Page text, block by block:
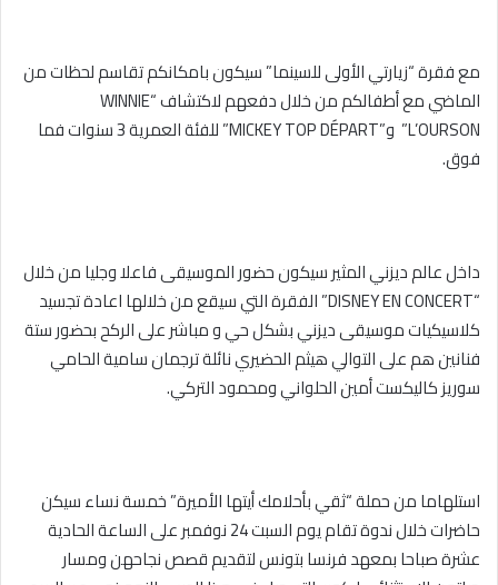
مع فقرة “زيارتي الأولى للسينما” سيكون بامكانكم تقاسم لحظات من
الماضي مع أطفالكم من خلال دفعهم لاكتشاف “WINNIE
L’OURSON” و”MICKEY TOP DÉPART” للفئة العمرية 3 سنوات فما
فوق.
داخل عالم ديزني المثير سيكون حضور الموسيقى فاعلا وجليا من خلال
“DISNEY EN CONCERT” الفقرة التي سيقع من خلالها اعادة تجسيد
كلاسيكيات موسيقى ديزني بشكل حي و مباشر على الركح بحضور ستة
فنانين هم على التوالي هيثم الحضيري نائلة ترجمان سامية الحامي
سوريز كاليكست أمين الحلواني ومحمود التركي.
استلهاما من حملة “ثقي بأحلامك أيتها الأميرة” خمسة نساء سيكن
حاضرات خلال ندوة تقام يوم السبت 24 نوفمبر على الساعة الحادية
عشرة صباحا بمعهد فرنسا بتونس لتقديم قصص نجاحهن ومسار